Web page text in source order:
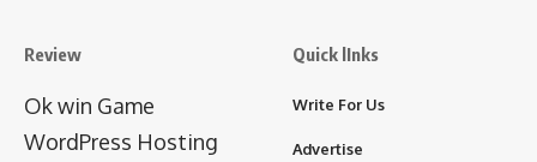
Review
Ok win Game
WordPress Hosting
Quick lInks
Write For Us
Advertise